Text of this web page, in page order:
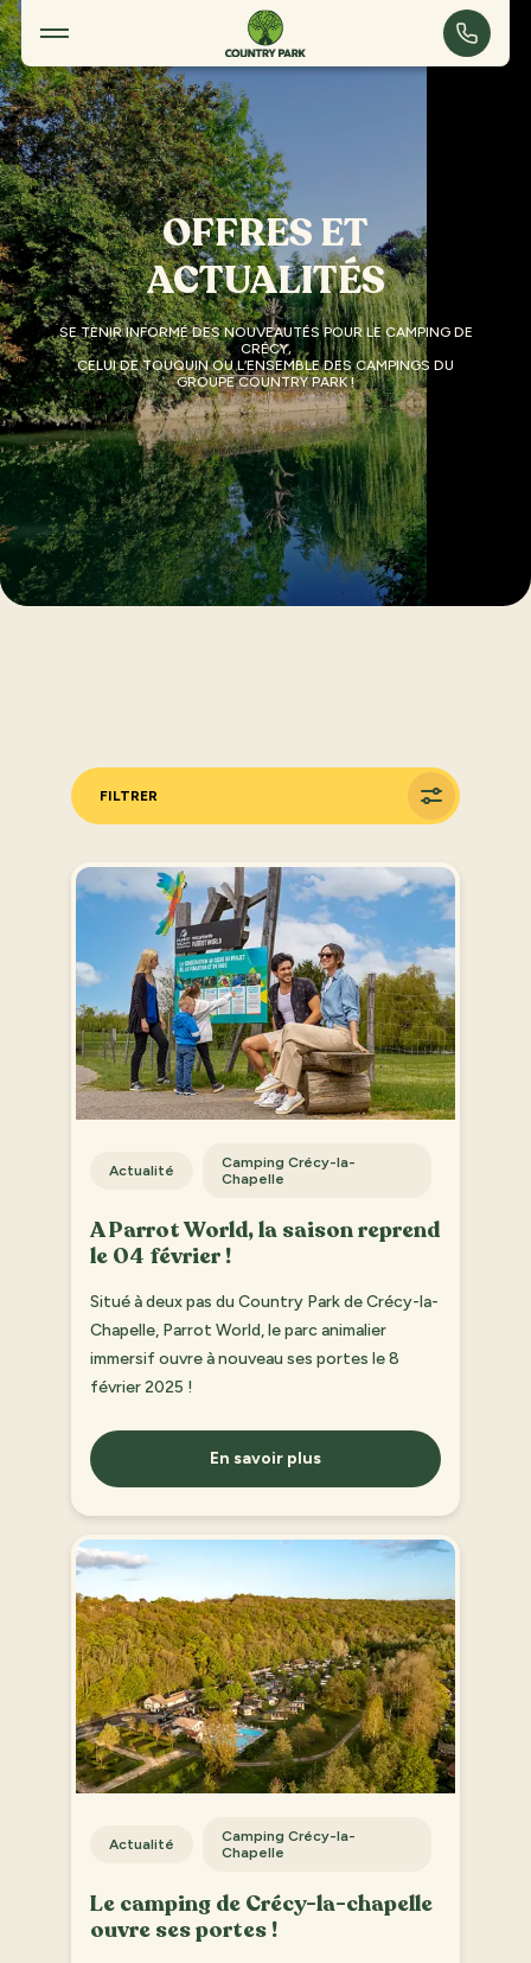
OFFRES ET
ACTUALITÉS
SE TENIR INFORMÉ DES NOUVEAUTÉS POUR LE CAMPING DE
CRÉCY,
CELUI DE TOUQUIN OU L’ENSEMBLE DES CAMPINGS DU
GROUPE COUNTRY PARK !
FILTRER
Actualité
Camping Crécy-la-
Chapelle
A Parrot World, la saison reprend
le 04 février !
Situé à deux pas du Country Park de Crécy-la-
Chapelle, Parrot World, le parc animalier
immersif ouvre à nouveau ses portes le 8
février 2025 !
En savoir plus
Actualité
Camping Crécy-la-
Chapelle
Le camping de Crécy-la-chapelle
ouvre ses portes !